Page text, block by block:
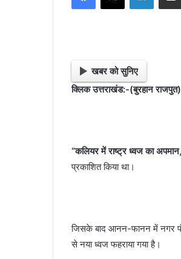
खबर को सुनिए
क्लिक उत्तराखंड:-(बुरहान राजपुत)
“कलियर में राष्ट्र ध्वज का
प्रकाशित किया था।
जिसके बाद आनन-फानन में नगर
से नया ध्वज फहराया गया है।